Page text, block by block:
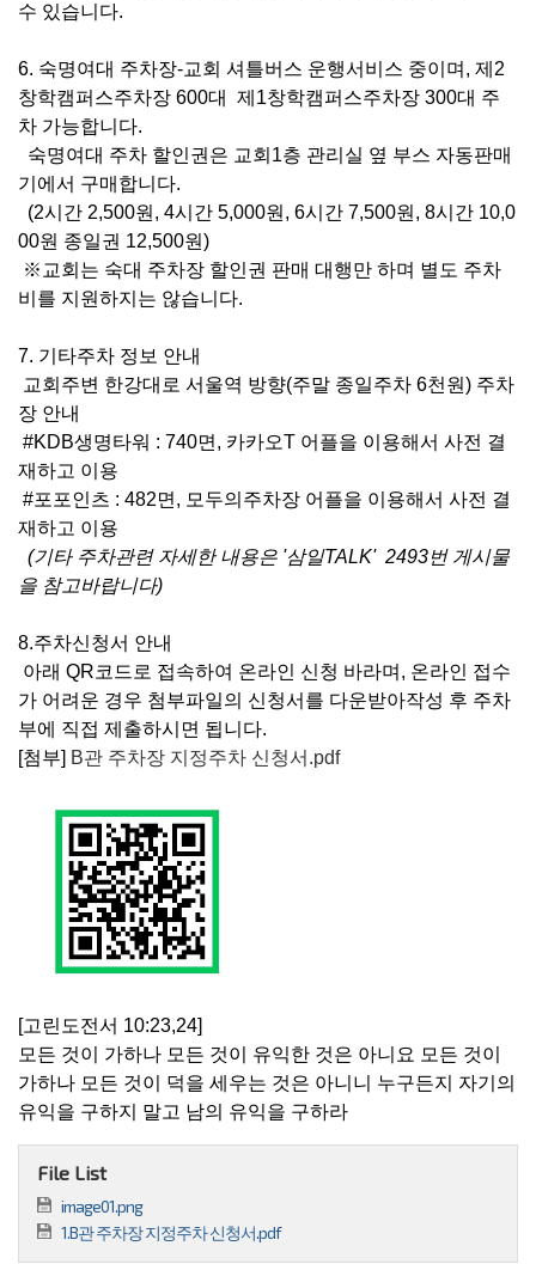
수 있습니다.
6. 숙명여대 주차장-교회 셔틀버스 운행서비스 중이며 , 제 2
창학캠퍼스주차장 600대 제 1창학캠퍼스주차장 300대 주
차 가능합니다.
숙명여대 주차 할인권은 교회 1층 관리실 옆 부스 자동판매
기에서 구매합니다.
(2시간 2,500원 , 4시간 5,000원 , 6시간 7,500원 , 8시간 10,0
00원 종일권 12,500원)
※ 교회는 숙대 주차장 할인권 판매 대행만 하며 별도 주차
비를 지원하지는 않습니다.
7. 기타주차 정보 안내
교회주변 한강대로 서울역 방향(주말 종일주차 6천원) 주차
장 안내
#KDB생명타워 : 740면 , 카카오T 어플을 이용해서 사전 결
재하고 이용
#포포인츠 : 482면 , 모두의주차장 어플을 이용해서 사전 결
재하고 이용
(기타 주차관련 자세한 내용은 '삼일TALK' 2493번 게시물
을 참고바랍니다)
8.주차신청서 안내
아래 QR코드로 접속하여 온라인 신청 바라며, 온라인 접수
가 어려운 경우 첨부파일의 신청서를 다운받아작성 후 주차
부에 직접 제출하시면 됩니다.
[첨부] B관 주차장 지정주차 신청서.pdf
[고린도전서 10:23,24]
모든 것이 가하나 모든 것이 유익한 것은 아니요 모든 것이
가하나 모든 것이 덕을 세우는 것은 아니니 누구든지 자기의
유익을 구하지 말고 남의 유익을 구하라
File List
image01.png
1.B관 주차장 지정주차 신청서.pdf